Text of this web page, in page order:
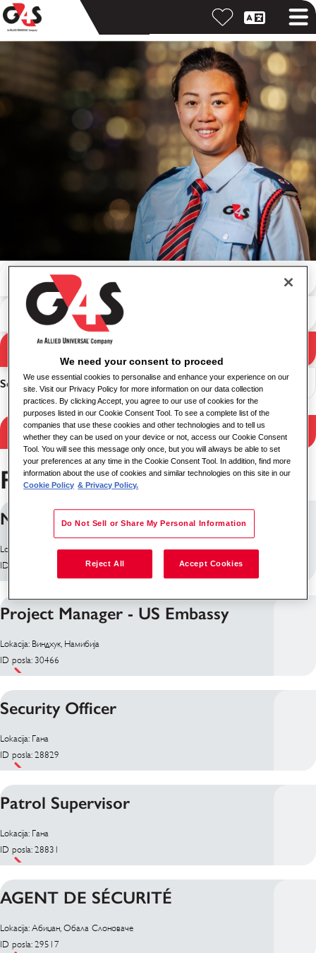
Rezultati pretrage
Pretraga po ključnoj reči
Pretraga po lokaciji
Sortiranje
Filtriraj rezultate
Pronađeno je 5 poslova
National Keypoint Officers
Lokacija: Tembisa, Јужна Африка
ID posla: 28997
Project Manager - US Embassy
Lokacija: Виндхук, Намибија
ID posla: 30466
Security Officer
Lokacija: Гана
ID posla: 28829
Patrol Supervisor
Lokacija: Гана
ID posla: 28831
AGENT DE SÉCURITÉ
Lokacija: Абиџан, Обала Слоноваче
ID posla: 29517
We need your consent to proceed
We use essential cookies to personalise and enhance your experience on our
site. Visit our Privacy Policy for more information on our data collection
practices. By clicking Accept, you agree to our use of cookies for the
purposes listed in our Cookie Consent Tool. To see a complete list of the
companies that use these cookies and other technologies and to tell us
whether they can be used on your device or not, access our Cookie Consent
Tool. You will see this message only once, but you will always be able to set
your preferences at any time in the Cookie Consent Tool. In addition, find more
information about the use of cookies and similar technologies on this site in our
Cookie Policy & Privacy Policy.
Do Not Sell or Share My Personal Information
Reject All Accept Cookies